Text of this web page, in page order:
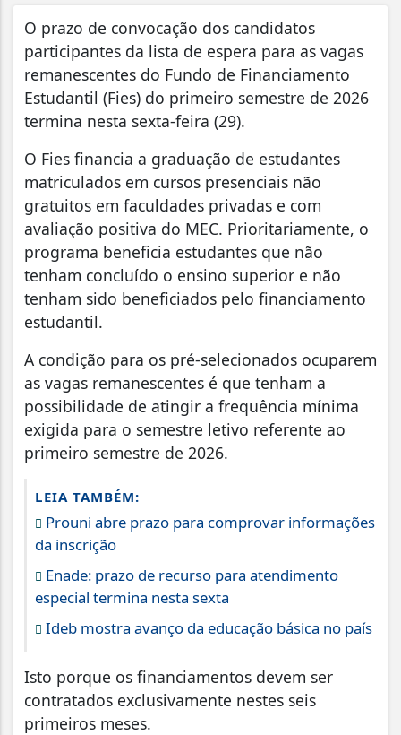
O prazo de convocação dos candidatos
participantes da lista de espera para as vagas
remanescentes do Fundo de Financiamento
Estudantil (Fies) do primeiro semestre de 2026
termina nesta sexta-feira (29).
O Fies financia a graduação de estudantes
matriculados em cursos presenciais não
gratuitos em faculdades privadas e com
avaliação positiva do MEC. Prioritariamente, o
programa beneficia estudantes que não
tenham concluído o ensino superior e não
tenham sido beneficiados pelo financiamento
estudantil.
A condição para os pré-selecionados ocuparem
as vagas remanescentes é que tenham a
possibilidade de atingir a frequência mínima
exigida para o semestre letivo referente ao
primeiro semestre de 2026.
LEIA TAMBÉM:
Prouni abre prazo para comprovar informações
da inscrição
Enade: prazo de recurso para atendimento
especial termina nesta sexta
Ideb mostra avanço da educação básica no país
Isto porque os financiamentos devem ser
contratados exclusivamente nestes seis
primeiros meses.